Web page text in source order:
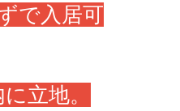
で入居可
立地。